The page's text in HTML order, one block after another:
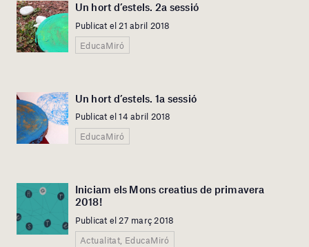
Un hort d’estels. 2a sessió
Publicat el 21 abril 2018
EducaMiró
Un hort d’estels. 1a sessió
Publicat el 14 abril 2018
EducaMiró
Iniciam els Mons creatius de primavera
2018!
Publicat el 27 març 2018
Actualitat, EducaMiró